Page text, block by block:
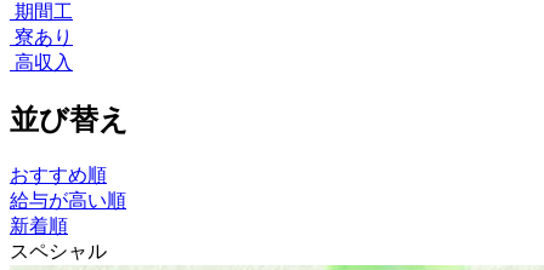
期間工
寮あり
高収入
並び替え
おすすめ順
給与が高い順
新着順
スペシャル